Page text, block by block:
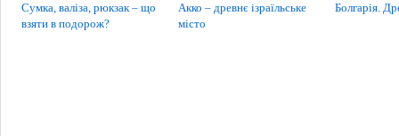
Сумка, валіза, рюкзак – що
взяти в подорож?
Акко – древнє ізраїльське
місто
Болгарія.